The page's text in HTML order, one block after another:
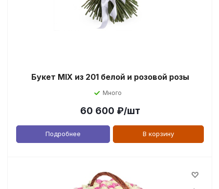
Букет MIX из 201 белой и розовой розы
Много
60 600 ₽/шт
Подробнее В корзину